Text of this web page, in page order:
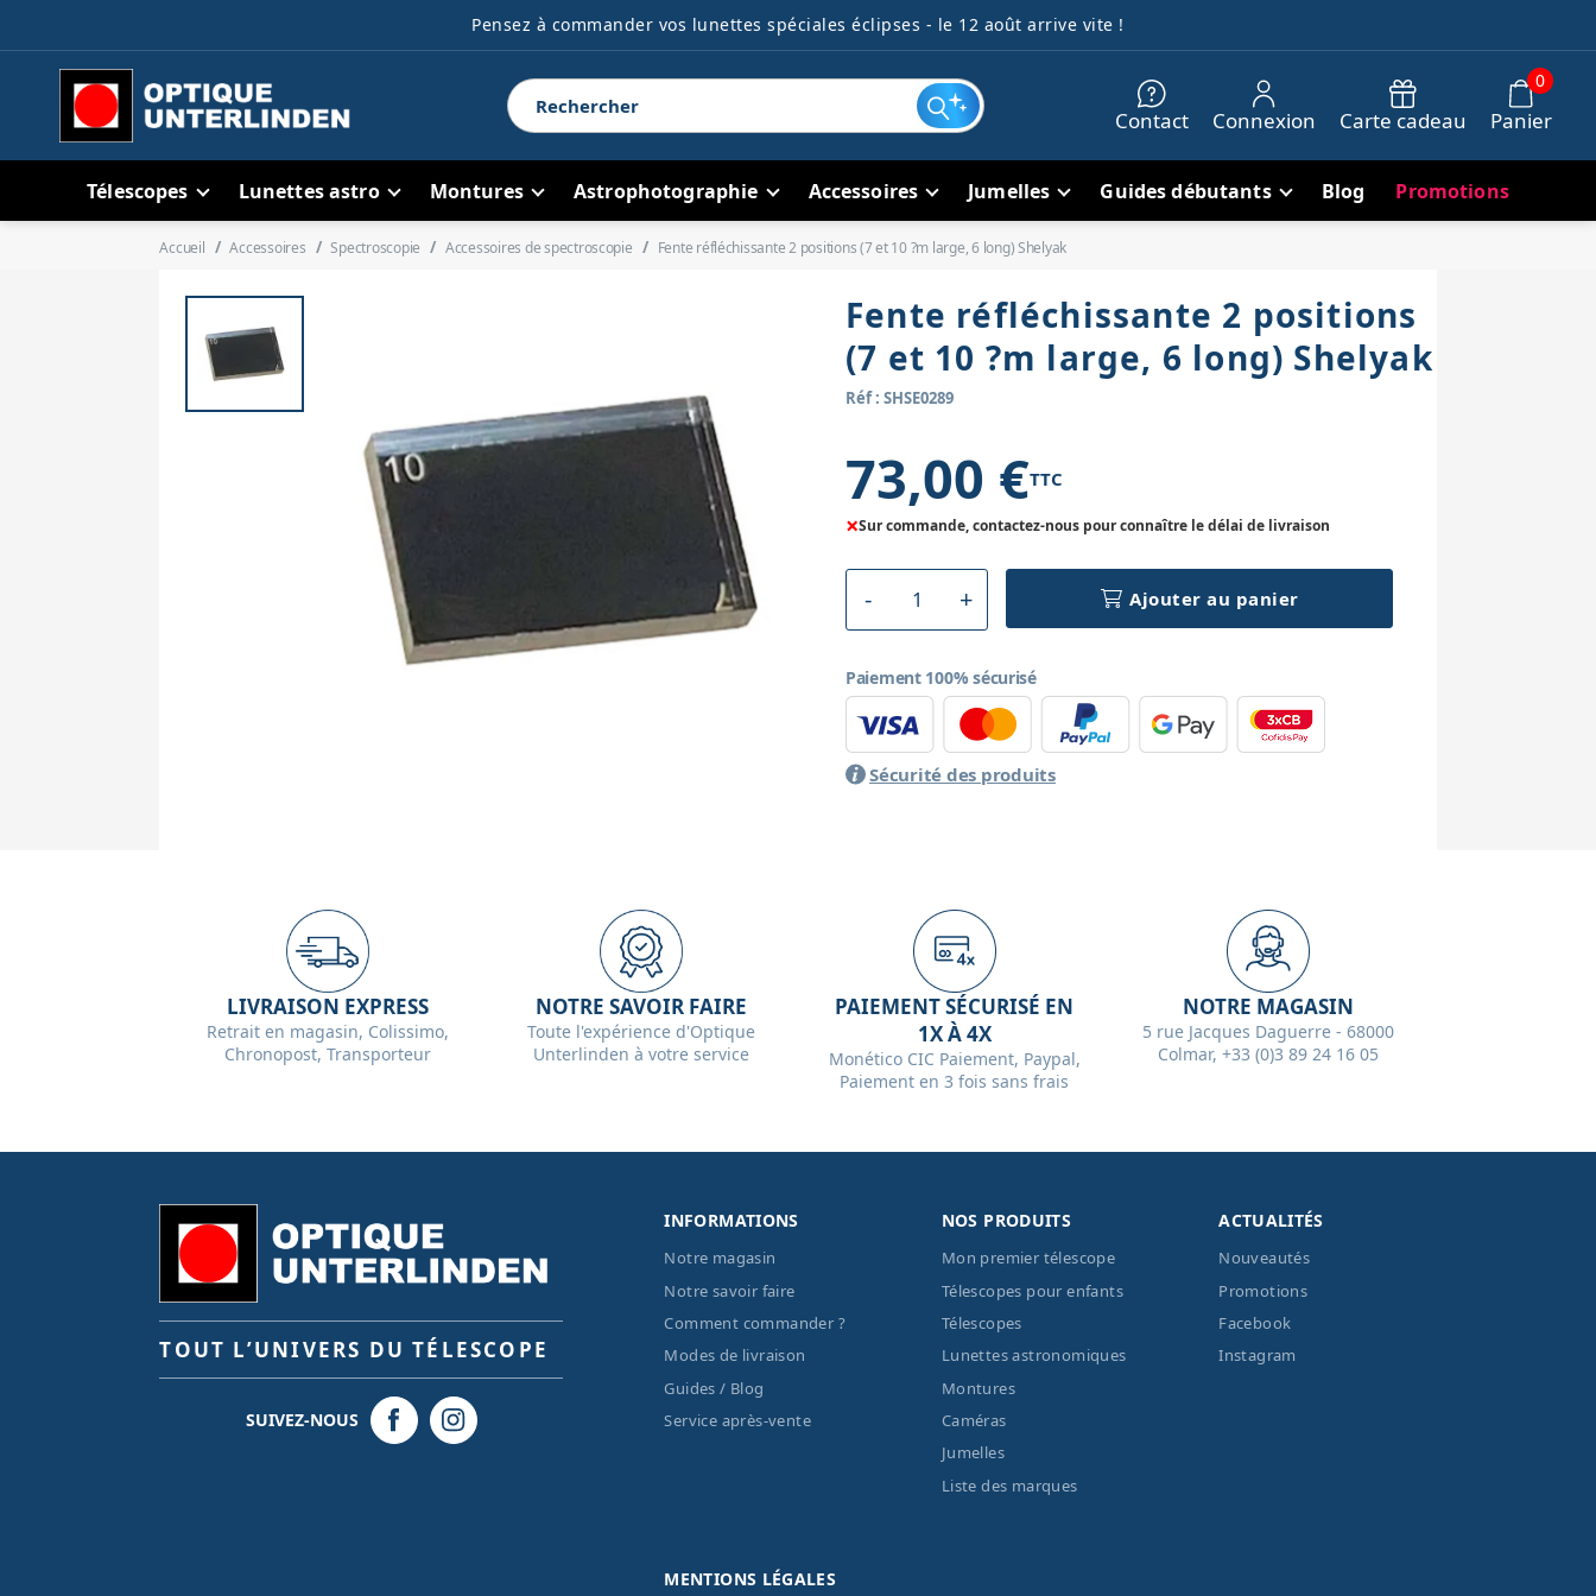
Pensez à commander vos lunettes spéciales éclipses - le 12 août arrive vite !
Contact Connexion Carte cadeau Panier
0
Télescopes Lunettes astro Montures Astrophotographie Accessoires Jumelles Guides débutants Blog Promotions
Accueil Accessoires Spectroscopie Accessoires de spectroscopie Fente réfléchissante 2 positions (7 et 10 ?m large, 6 long) Shelyak
Fente réfléchissante 2 positions
(7 et 10 ?m large, 6 long) Shelyak
Réf : SHSE0289
73,00 €TTC
×Sur commande, contactez-nous pour connaître le délai de livraison
Ajouter au panier
Paiement 100% sécurisé
Sécurité des produits
LIVRAISON EXPRESS
Retrait en magasin, Colissimo,
Chronopost, Transporteur
NOTRE SAVOIR FAIRE
Toute l'expérience d'Optique
Unterlinden à votre service
PAIEMENT SÉCURISÉ EN
1X À 4X
Monético CIC Paiement, Paypal,
Paiement en 3 fois sans frais
NOTRE MAGASIN
5 rue Jacques Daguerre - 68000
Colmar, +33 (0)3 89 24 16 05
TOUT L’UNIVERS DU TÉLESCOPE
SUIVEZ-NOUS
INFORMATIONS
Notre magasin
Notre savoir faire
Comment commander ?
Modes de livraison
Guides / Blog
Service après-vente
NOS PRODUITS
Mon premier télescope
Télescopes pour enfants
Télescopes
Lunettes astronomiques
Montures
Caméras
Jumelles
Liste des marques
ACTUALITÉS
Nouveautés
Promotions
Facebook
Instagram
MENTIONS LÉGALES